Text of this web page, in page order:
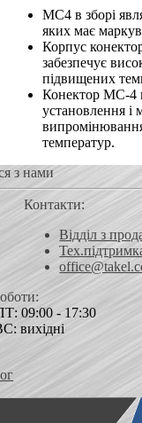
МС4 в зборі
яких має
Корпус
забезпечує
підвищених
Конектор МС-4
установлення і
температур.
з нами
Контакти:
Відділ з
09:00 - 17:30
вихідні